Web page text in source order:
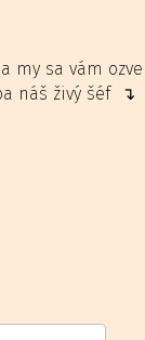
my sa vám
náš živý šéf ↴